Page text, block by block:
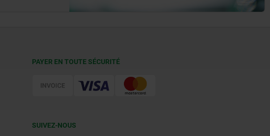
PAYER EN TOUTE SÉCURITÉ
SUIVEZ-NOUS